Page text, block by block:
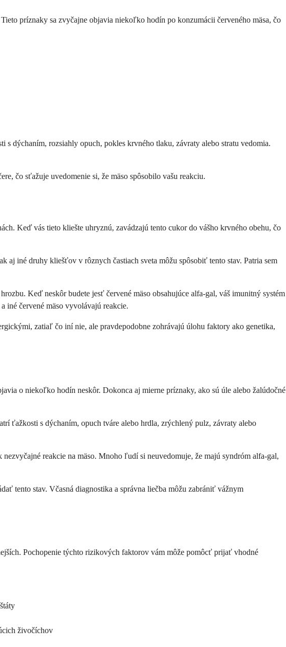
príznaky sa zvyčajne objavia niekoľko hodín po konzumácii červeného mäsa, čo
dýchaním, rozsiahly opuch, pokles krvného tlaku, závraty alebo stratu vedomia.
čo sťažuje uvedomenie si, že mäso spôsobilo vašu reakciu.
Keď vás tieto kliešte uhryznú, zavádzajú tento cukor do vášho krvného obehu, čo
iné druhy kliešťov v rôznych častiach sveta môžu spôsobiť tento stav. Patria sem
Keď neskôr budete jesť červené mäso obsahujúce alfa-gal, váš imunitný systém
iné červené mäso vyvolávajú reakcie.
zatiaľ čo iní nie, ale pravdepodobne zohrávajú úlohu faktory ako genetika,
o niekoľko hodín neskôr. Dokonca aj mierne príznaky, ako sú úle alebo žalúdočné
ťažkosti s dýchaním, opuch tváre alebo hrdla, zrýchlený pulz, závraty alebo
reakcie na mäso. Mnoho ľudí si neuvedomuje, že majú syndróm alfa-gal,
tento stav. Včasná diagnostika a správna liečba môžu zabrániť vážnym
Pochopenie týchto rizikových faktorov vám môže pomôcť prijať vhodné
živočíchov